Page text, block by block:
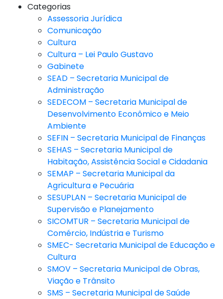
Categorias
Assessoria Jurídica
Comunicação
Cultura
Cultura – Lei Paulo Gustavo
Gabinete
SEAD – Secretaria Municipal de
Administração
SEDECOM – Secretaria Municipal de
Desenvolvimento Econômico e Meio
Ambiente
SEFIN – Secretaria Municipal de Finanças
SEHAS – Secretaria Municipal de
Habitação, Assistência Social e Cidadania
SEMAP – Secretaria Municipal da
Agricultura e Pecuária
SESUPLAN – Secretaria Municipal de
Supervisão e Planejamento
SICOMTUR – Secretaria Municipal de
Comércio, Indústria e Turismo
SMEC- Secretaria Municipal de Educação e
Cultura
SMOV – Secretaria Municipal de Obras,
Viação e Trânsito
SMS – Secretaria Municipal de Saúde